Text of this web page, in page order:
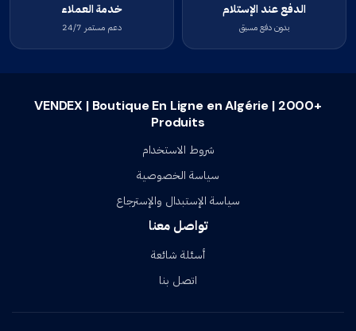
الدفع عند الإستلام
بدون دفع مسبق
خدمة العملاء
دعم مستمر 24/7
VENDEX | Boutique En Ligne en Algérie | 2000+
Produits
شروط الاستخدام
سياسة الخصوصية
سياسة الإستبدال والإسترجاع
تواصل معنا
أسئلة شائعة
اتصل بنا